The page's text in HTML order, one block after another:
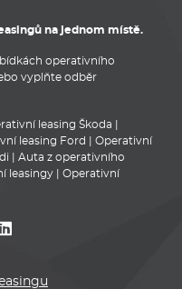
na jednom místě.
operativního
vyplňte odběr
leasing Škoda
leasing Ford
Operativní
Auta z operativního
leasingy
Operativní